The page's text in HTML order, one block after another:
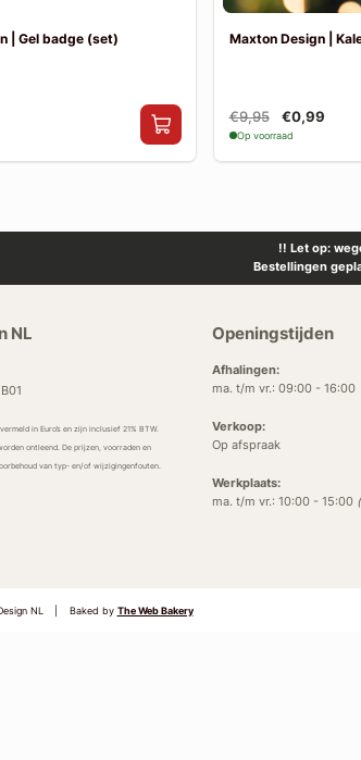
| Gel badge (set) Maxton Design |
€9,95 €0,99
Op voorraad
!! Let op:
Bestellingen
NL
in Euro’s en zijn inclusief 21% BTW.
ontleend. De prijzen, voorraden en
van typ- en/of wijzigingenfouten.
Openingstijden
Afhalingen:
ma. t/m vr.: 09:00 - 16:00
Verkoop:
Op afspraak
Werkplaats:
ma. t/m vr.: 10:00 - 15:00
NL Baked by The Web Bakery